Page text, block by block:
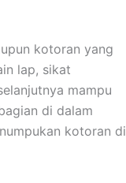
kotoran yang
lap, sikat
mampu
di dalam
kotoran di